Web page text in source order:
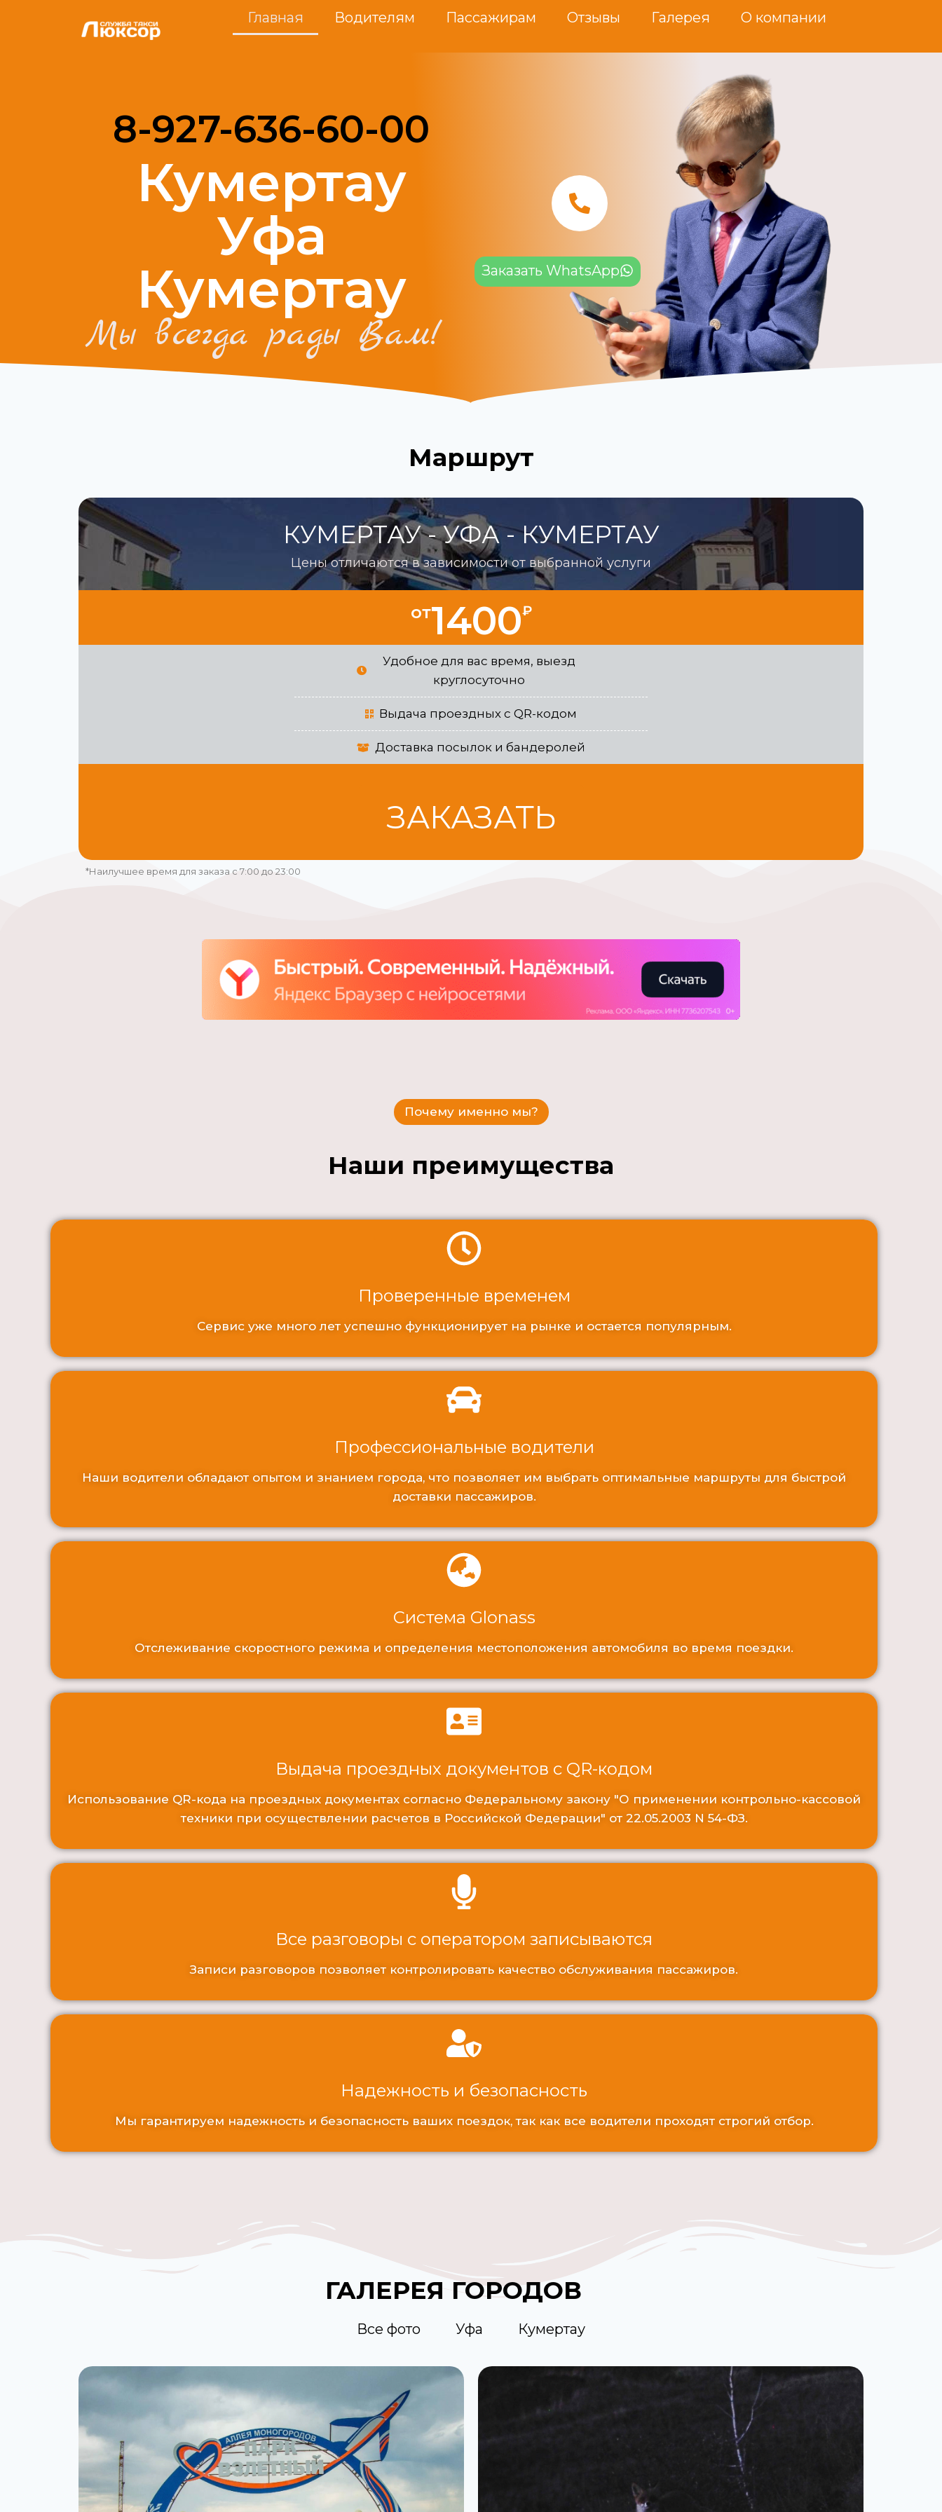
Главная Водителям Пассажирам Отзывы Галерея О компании
8-927-636-60-00
Кумертау
Уфа
Кумертау
Мы всегда рады Вам!
Заказать WhatsApp
Маршрут
КУМЕРТАУ - УФА - КУМЕРТАУ
Цены отличаются в зависимости от выбранной услуги
от1400₽
Удобное для вас время, выезд
круглосуточно
Выдача проездных с QR-кодом
Доставка посылок и бандеролей
ЗАКАЗАТЬ
*Наилучшее время для заказа с 7:00 до 23:00
Почему именно мы?
Наши преимущества
Проверенные временем
Сервис уже много лет успешно функционирует на рынке и остается популярным.
Профессиональные водители
Наши водители обладают опытом и знанием города, что позволяет им выбрать оптимальные маршруты для быстрой
доставки пассажиров.
Система Glonass
Отслеживание скоростного режима и определения местоположения автомобиля во время поездки.
Выдача проездных документов с QR-кодом
Использование QR-кода на проездных документах согласно Федеральному закону "О применении контрольно-кассовой
техники при осуществлении расчетов в Российской Федерации" от 22.05.2003 N 54-ФЗ.
Все разговоры с оператором записываются
Записи разговоров позволяет контролировать качество обслуживания пассажиров.
Надежность и безопасность
Мы гарантируем надежность и безопасность ваших поездок, так как все водители проходят строгий отбор.
ГАЛЕРЕЯ ГОРОДОВ
Все фото Уфа Кумертау